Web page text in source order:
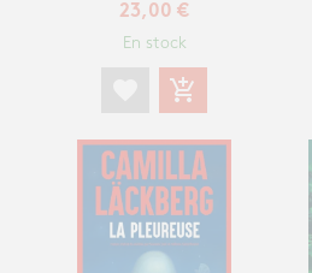
23,00 €
En stock
add_shopping_cart